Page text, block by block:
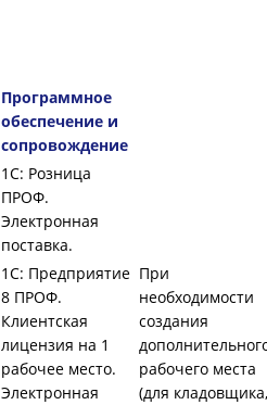
Программное
обеспечение и
сопровождение
1С: Розница
ПРОФ.
Электронная
поставка.
1С: Предприятие
8 ПРОФ.
Клиентская
лицензия на 1
рабочее место.
Электронная
При
необходимости
создания
рабочего места
(для кладовщика,